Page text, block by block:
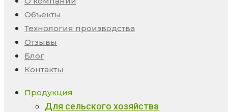
Объекты
Технология производства
Отзывы
Блог
Контакты
Продукция
Для сельского хозяйства